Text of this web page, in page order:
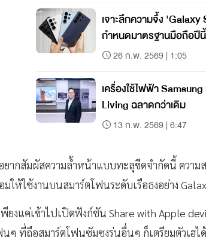
เจาะลึกความจึ้ง
กำหนดมาตรฐานมือถือปีนี้
26 ก.พ. 2569 | 1:05
เครื่องใช้ไฟฟ้า
Living ฉลาดกว่าเดิม
13 ก.พ. 2569 | 6:47
ยากสัมผัสความล้ำหน้าแบบทะลุขีดจำกัดนี้ ความ
มให้ใช้งานบนสมาร์ตโฟนระดับเรือธงอย่าง
พียงแค่เข้าไปเปิดฟังก์ชัน Share with Apple
ที่ถือสมาร์ตโฟนซัมซุงรุ่นอื่นๆ ก็เตรียมตัวเฮได้